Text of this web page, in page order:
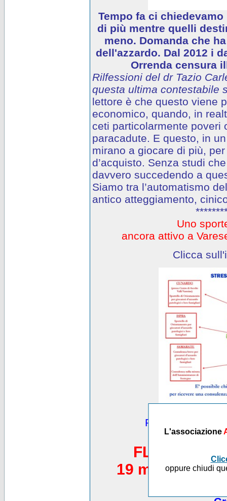
L'associazione
oppure chiudi
Tempo fa ci
di più mentre quelli
meno. Domanda che
dell'azzardo. Dal 2012 i
Orrenda censura
Rilfessioni del dr Tazio
questa ultima contestabile
lettore è che questo viene
economico, quando, in
ceti particolarmente poveri
paracadute. E questo, in
mirano a giocare di più,
d’acquisto. Senza studi
davvero succedendo a
Siamo tra l’automatismo
antico atteggiamento,
Uno
ancora attivo a
Clicca
Puoi vedere
FLASH
19 maggio